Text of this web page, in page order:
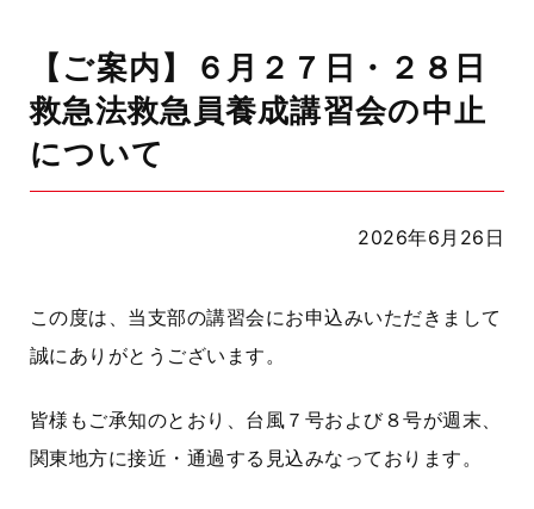
【ご案内】６月２７日・２８日
救急法救急員養成講習会の中止
について
2026年6月26日
この度は、当支部の講習会にお申込みいただきまして
誠にありがとうございます。
皆様もご承知のとおり、台風７号および８号が週末、
関東地方に接近・通過する見込みなっております。